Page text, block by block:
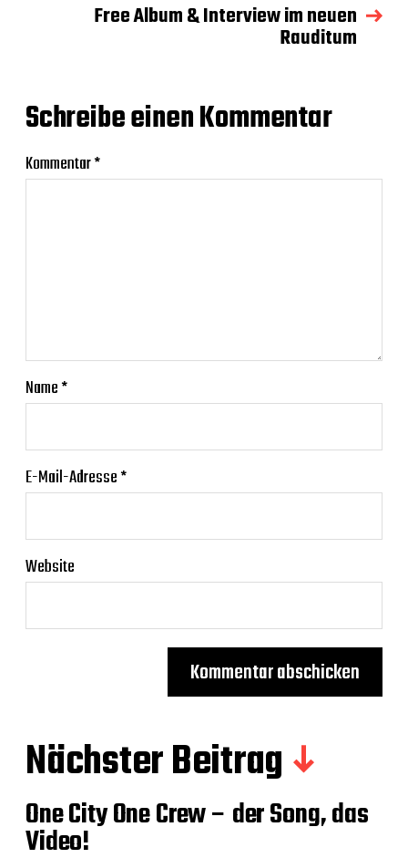
Free Album & Interview im neuen
Rauditum
Schreibe einen Kommentar
Kommentar*
Name*
E-Mail-Adresse*
Website
Nächster Beitrag
One City One Crew – der Song, das
Video!